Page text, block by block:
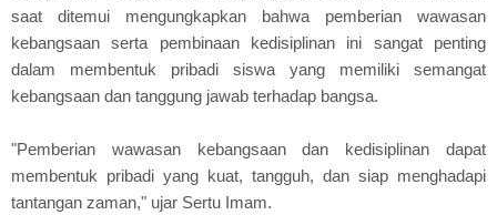
saat ditemui mengungkapkan bahwa pemberian wawasan
kebangsaan serta pembinaan kedisiplinan ini sangat penting
dalam membentuk pribadi siswa yang memiliki semangat
kebangsaan dan tanggung jawab terhadap bangsa.
"Pemberian wawasan kebangsaan dan kedisiplinan dapat
membentuk pribadi yang kuat, tangguh, dan siap menghadapi
tantangan zaman," ujar Sertu Imam.